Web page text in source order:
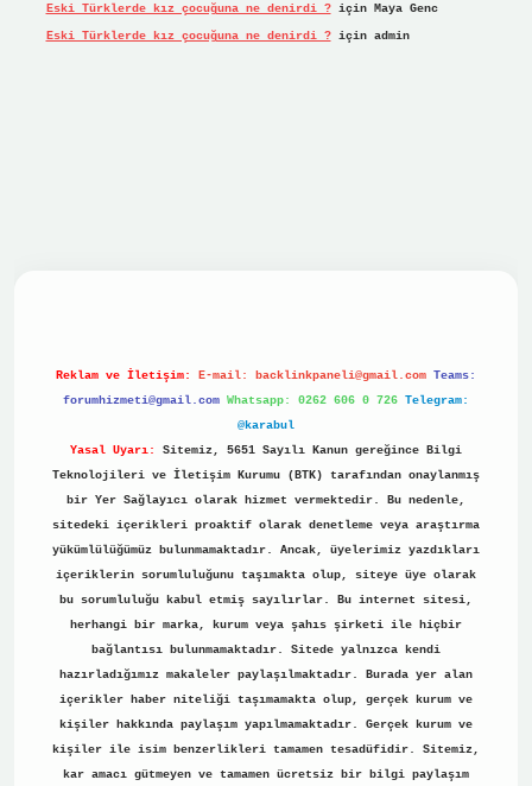
Eski Türklerde kız çocuğuna ne denirdi ?için Maya Genc
Eski Türklerde kız çocuğuna ne denirdi ?için admin
Reklam ve İletişim: E-mail: backlinkpaneli@gmail.com Teams:
forumhizmeti@gmail.com Whatsapp: 0262 606 0 726 Telegram:
@karabul
Yasal Uyarı:
Sitemiz, 5651 Sayılı Kanun gereğince Bilgi
Teknolojileri ve İletişim Kurumu (BTK) tarafından onaylanmış
bir Yer Sağlayıcı olarak hizmet vermektedir. Bu nedenle,
sitedeki içerikleri proaktif olarak denetleme veya araştırma
yükümlülüğümüz bulunmamaktadır. Ancak, üyelerimiz yazdıkları
içeriklerin sorumluluğunu taşımakta olup, siteye üye olarak
bu sorumluluğu kabul etmiş sayılırlar. Bu internet sitesi,
herhangi bir marka, kurum veya şahıs şirketi ile hiçbir
bağlantısı bulunmamaktadır. Sitede yalnızca kendi
hazırladığımız makaleler paylaşılmaktadır. Burada yer alan
içerikler haber niteliği taşımamakta olup, gerçek kurum ve
kişiler hakkında paylaşım yapılmamaktadır. Gerçek kurum ve
kişiler ile isim benzerlikleri tamamen tesadüfidir. Sitemiz,
kar amacı gütmeyen ve tamamen ücretsiz bir bilgi paylaşım